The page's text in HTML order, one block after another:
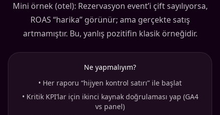
Mini örnek (otel): Rezervasyon event’i çift sayılıyorsa,
ROAS “harika” görünür; ama gerçekte satış
artmamıştır. Bu, yanlış pozitifin klasik örneğidir.
Ne yapmalıyım?
• Her raporu “hijyen kontrol satırı” ile başlat
• Kritik KPI’lar için ikinci kaynak doğrulaması yap (GA4
vs panel)